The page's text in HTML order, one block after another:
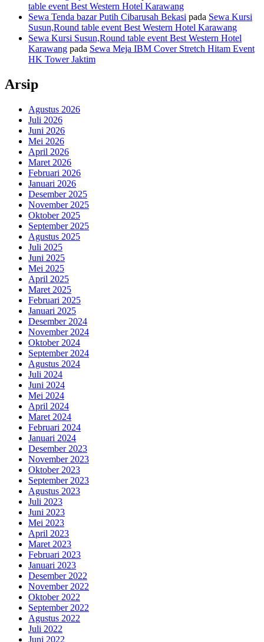
table event Best Western Hotel Karawang
Sewa Tenda bazar Putih Cibarusah Bekasi pada Sewa Kursi
Susun,Round table event Best Western Hotel Karawang
Sewa Kursi Susun,Round table event Best Western Hotel
Karawang pada Sewa Meja IBM Cover Stretch Hitam Event
HK Tower Jaktim
Arsip
Agustus 2026
Juli 2026
Juni 2026
Mei 2026
April 2026
Maret 2026
Februari 2026
Januari 2026
Desember 2025
November 2025
Oktober 2025
September 2025
Agustus 2025
Juli 2025
Juni 2025
Mei 2025
April 2025
Maret 2025
Februari 2025
Januari 2025
Desember 2024
November 2024
Oktober 2024
September 2024
Agustus 2024
Juli 2024
Juni 2024
Mei 2024
April 2024
Maret 2024
Februari 2024
Januari 2024
Desember 2023
November 2023
Oktober 2023
September 2023
Agustus 2023
Juli 2023
Juni 2023
Mei 2023
April 2023
Maret 2023
Februari 2023
Januari 2023
Desember 2022
November 2022
Oktober 2022
September 2022
Agustus 2022
Juli 2022
Juni 2022